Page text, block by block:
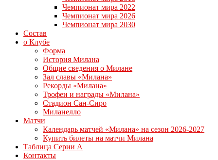
Чемпионат мира 2022
Чемпионат мира 2026
Чемпионат мира 2030
Состав
о Клубе
Форма
История Милана
Общие сведения о Милане
Зал славы «Милана»
Рекорды «Милана»
Трофеи и награды «Милана»
Стадион Сан-Сиро
Миланелло
Матчи
Календарь матчей «Милана» на сезон 2026-2027
Купить билеты на матчи Милана
Таблица Серии А
Контакты